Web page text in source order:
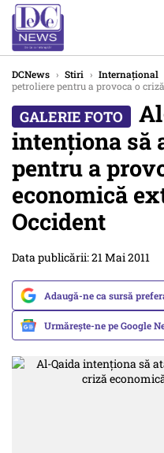
DCNews › Stiri › Internațional
petroliere pentru a provoca o
intenţiona să
pentru a
economică
Occident
Data publicării: 21 Mai 2011
Adaugă-ne ca sursă
Urmărește-ne pe Google